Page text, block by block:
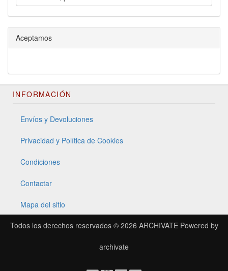
Aceptamos
INFORMACIÓN
Envíos y Devoluciones
Privacidad y Política de Cookies
Condiciones
Contactar
Mapa del sitio
Todos los derechos reservados © 2026 ARCHIVATEPowered by
archivate